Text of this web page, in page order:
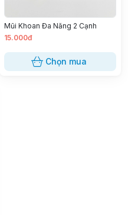
Mũi Khoan Đa Năng 2 Cạnh
15.000đ
Chọn mua